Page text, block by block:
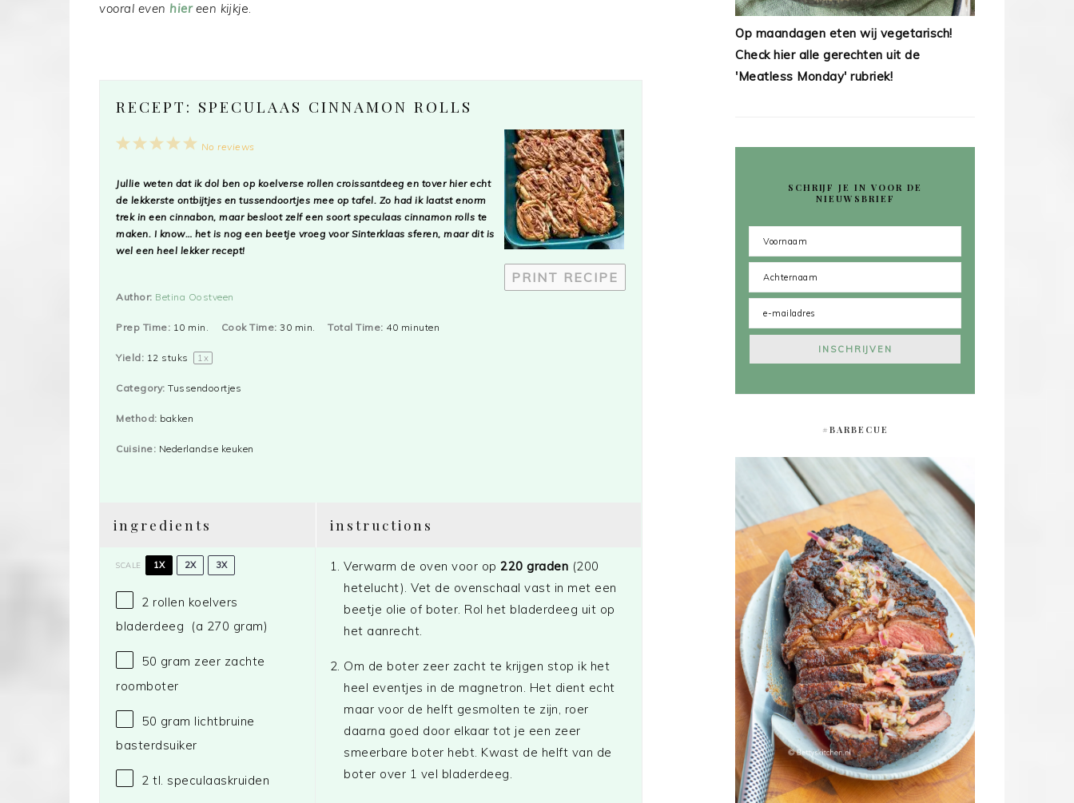
vooral even hiereen kijkje.
RECEPT: SPECULAAS CINNAMON ROLLS
PRINT RECIPE
5
4
3
2
1
No reviews
Jullie weten dat ik dol ben op koelverse rollen croissantdeeg en tover hier echt
de lekkerste ontbijtjes en tussendoortjes mee op tafel. Zo had ik laatst enorm
trek in een cinnabon, maar besloot zelf een soort speculaas cinnamon rolls te
maken. I know… het is nog een beetje vroeg voor Sinterklaas sferen, maar dit is
wel een heel lekker recept!
Author: Betina Oostveen
Prep Time: 10 min. Cook Time: 30 min. Total Time: 40 minuten
Yield: 12 stuks 1x
Category: Tussendoortjes
Method: bakken
Cuisine: Nederlandse keuken
ingredients
SCALE 1X 2X 3X
2 rollen koelvers
bladerdeeg (a 270 gram)
50 gram zeer zachte
roomboter
50 gram lichtbruine
basterdsuiker
2 tl. speculaaskruiden
instructions
Verwarm de oven voor op220 graden (200
hetelucht). Vet de ovenschaal vast in met een
beetje olie of boter. Rol het bladerdeeg uit op
het aanrecht.
Om de boter zeer zacht te krijgen stop ik het
heel eventjes in de magnetron. Het dient echt
maar voor de helft gesmolten te zijn, roer
daarna goed door elkaar tot je een zeer
smeerbare boter hebt. Kwast de helft van de
boter over 1 vel bladerdeeg.
Op maandagen eten wij vegetarisch!
Check hier alle gerechten uit de
'Meatless Monday' rubriek!
SCHRIJF JE IN VOOR DE
NIEUWSBRIEF
#BARBECUE